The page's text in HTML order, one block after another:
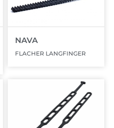
NAVA
FLACHER LANGFINGER